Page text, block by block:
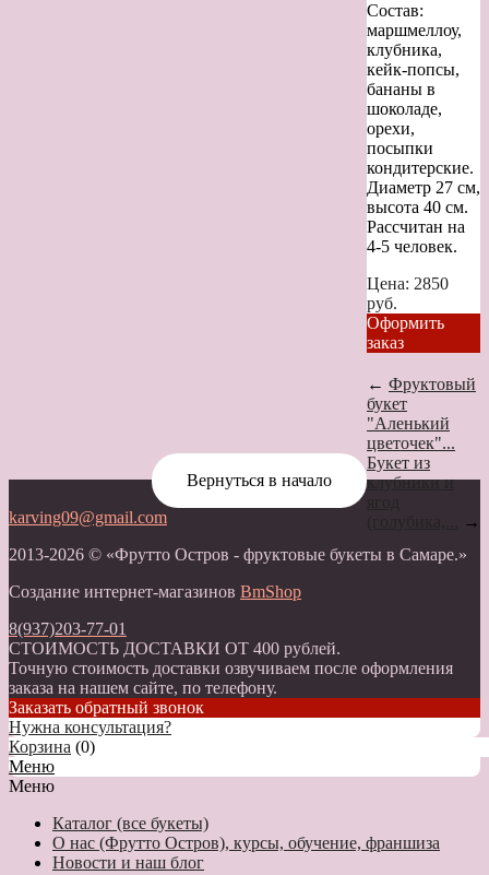
Состав:
маршмеллоу,
клубника,
кейк-попсы,
бананы в
шоколаде,
орехи,
посыпки
кондитерские.
Диаметр 27 см,
высота 40 см.
Рассчитан на
4-5 человек.
Цена: 2850
руб.
Оформить
заказ
← Фруктовый
букет
"Аленький
цветочек"...
Букет из
клубники и
→
Вернуться в начало
karving09@gmail.com
2013-2026 © «Фрутто Остров - фруктовые букеты в Самаре.»
Создание интернет-магазинов BmShop
8(937)203-77-01
СТОИМОСТЬ ДОСТАВКИ ОТ 400 рублей.
Точную стоимость доставки озвучиваем после оформления
заказа на нашем сайте, по телефону.
Заказать обратный звонок
Нужна консультация?
Корзина (0)
Меню
Меню
Каталог (все букеты)
О нас (Фрутто Остров), курсы, обучение, франшиза
Новости и наш блог